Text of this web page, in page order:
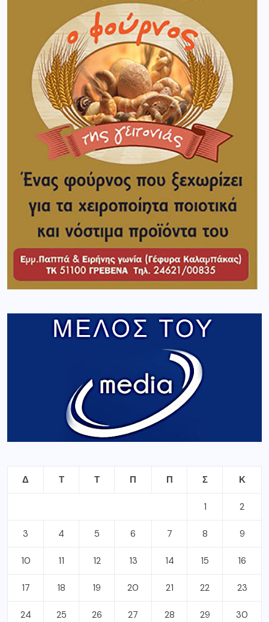
Δ Τ Τ Π Π Σ Κ
1 2
3 4 5 6 7 8 9
10 11 12 13 14 15 16
17 18 19 20 21 22 23
24 25 26 27 28 29 30